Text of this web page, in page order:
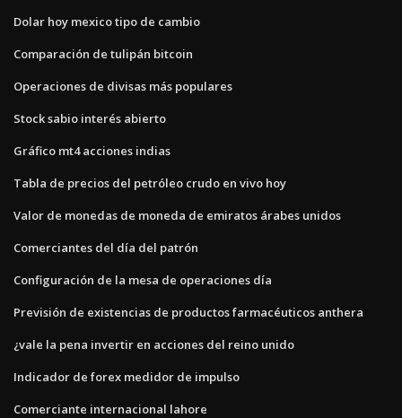
Dolar hoy mexico tipo de cambio
Comparación de tulipán bitcoin
Operaciones de divisas más populares
Stock sabio interés abierto
Gráfico mt4 acciones indias
Tabla de precios del petróleo crudo en vivo hoy
Valor de monedas de moneda de emiratos árabes unidos
Comerciantes del día del patrón
Configuración de la mesa de operaciones día
Previsión de existencias de productos farmacéuticos anthera
¿vale la pena invertir en acciones del reino unido
Indicador de forex medidor de impulso
Comerciante internacional lahore